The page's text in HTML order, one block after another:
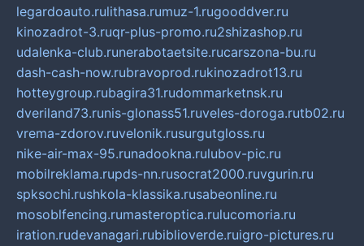
legardoauto.rulithasa.rumuz-1.rugooddver.ru
kinozadrot-3.ruqr-plus-promo.ru2shizashop.ru
udalenka-club.runerabotaetsite.rucarszona-bu.ru
dash-cash-now.rubravoprod.rukinozadrot13.ru
hotteygroup.rubagira31.rudommarketnsk.ru
dveriland73.runis-glonass51.ruveles-doroga.rutb02.ru
vrema-zdorov.ruvelonik.rusurgutgloss.ru
nike-air-max-95.runadookna.rulubov-pic.ru
mobilreklama.rupds-nn.rusocrat2000.ruvgurin.ru
spksochi.rushkola-klassika.rusabeonline.ru
mosoblfencing.rumasteroptica.rulucomoria.ru
iration.rudevanagari.rubiblioverde.ruigro-pictures.ru